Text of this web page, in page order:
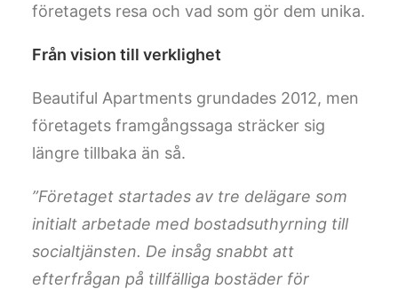
företagets resa och vad som gör dem unika.
Från vision till verklighet
Beautiful Apartments grundades 2012, men
företagets framgångssaga sträcker sig
längre tillbaka än så.
”Företaget startades av tre delägare som
initialt arbetade med bostadsuthyrning till
socialtjänsten. De insåg snabbt att
efterfrågan på tillfälliga bostäder för